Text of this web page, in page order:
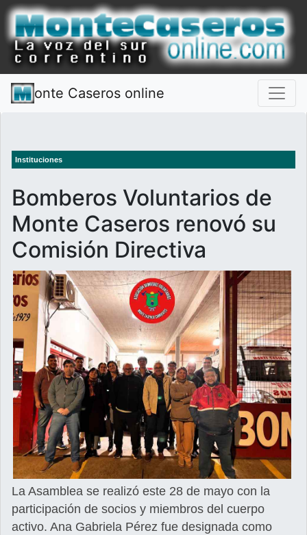
onte Caseros online
Instituciones
Bomberos Voluntarios de
Monte Caseros renovó su
Comisión Directiva
La Asamblea se realizó este 28 de mayo con la
participación de socios y miembros del cuerpo
activo. Ana Gabriela Pérez fue designada como